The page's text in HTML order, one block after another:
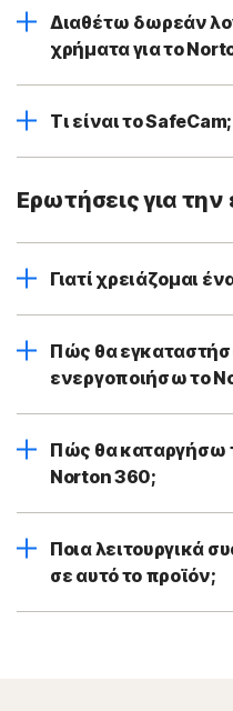
Διαθέτω δωρεάν
χρήματα για το
Τι είναι το SafeCam;
Ερωτήσεις για
Γιατί χρειάζομαι
Πώς θα
ενεργοποιήσω το
Πώς θα καταργήσω
Norton 360;
Ποια λειτουργικά
σε αυτό το προϊόν;